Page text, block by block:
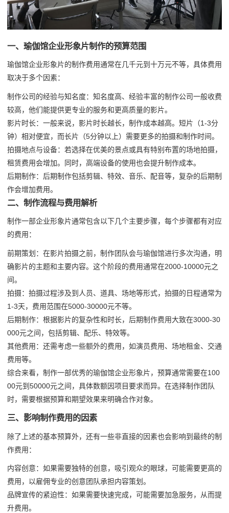
一、瑜伽馆企业形象片制作的预算范围
瑜伽馆企业形象片的制作费用通常在几千元到十万元不等，具体费用
取决于多个因素：
制作公司的经验与知名度：知名度高、经验丰富的制作公司一般收费
较高，他们能提供更专业的服务和更高质量的影片。
影片时长：一般来说，影片时长越长，制作成本越高。短片（1-3分
钟）相对便宜，而长片（5分钟以上）需要更多的拍摄和制作时间。
拍摄地点与设备：若选择在优美的景点或具有特别布置的场地拍摄，
租赁费用会增加。同时，高端设备的使用也会提升制作成本。
后期制作：后期制作包括剪辑、特效、音乐、配音等，复杂的后期制
作会增加费用。
二、制作流程与费用解析
制作一部企业形象片通常包含以下几个主要步骤，每个步骤都有对应
的费用：
前期策划：在影片拍摄之前，制作团队会与瑜伽馆进行多次沟通，明
确影片的主题和主要内容。这个阶段的费用通常在2000-10000元之
间。
拍摄：拍摄过程涉及到人员、道具、场地等形式，拍摄的日程通常为
1-3天，费用范围在5000-30000元不等。
后期制作：根据影片的复杂性和时长，后期制作费用大致在3000-30
000元之间，包括剪辑、配乐、特效等。
其他费用：还需考虑一些额外的费用，如演员费用、场地租金、交通
费用等。
综合来看，制作一部优秀的瑜伽馆企业形象片，预算通常需要在100
00元到50000元之间，具体数额因项目要求而异。在选择制作团队
时，需要根据预算和期望效果来明确合作对象。
三、影响制作费用的因素
除了上述的基本预算外，还有一些非直接的因素也会影响到最终的制
作费用：
内容创意：如果需要独特的创意，吸引观众的眼球，可能需要更高的
费用，以雇佣专业的创意团队承担内容策划。
品牌宣传的紧迫性：如果需要快速完成，可能需要加急服务，从而提
升费用。